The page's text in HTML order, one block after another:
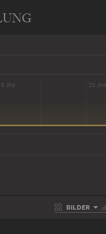
Jhd 20 Jhd
BILDER